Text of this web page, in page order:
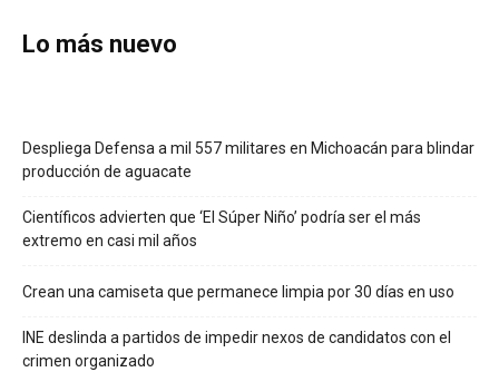
Lo más nuevo
Despliega Defensa a mil 557 militares en Michoacán para blindar
producción de aguacate
Científicos advierten que ‘El Súper Niño’ podría ser el más
extremo en casi mil años
Crean una camiseta que permanece limpia por 30 días en uso
INE deslinda a partidos de impedir nexos de candidatos con el
crimen organizado